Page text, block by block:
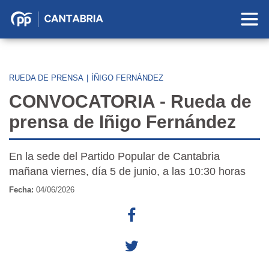
Partido
Cantabria
RUEDA DE PRENSA ÍÑIGO FERNÁNDEZ
CONVOCATORIA - Rueda de
prensa de Iñigo Fernández
En la sede del Partido Popular de Cantabria
mañana viernes, día 5 de junio, a las 10:30 horas
Fecha: 04/06/2026